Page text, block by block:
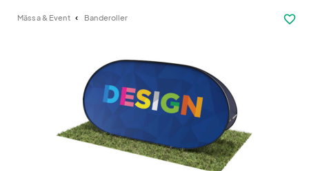
Mässa & Event Banderoller favorite_border